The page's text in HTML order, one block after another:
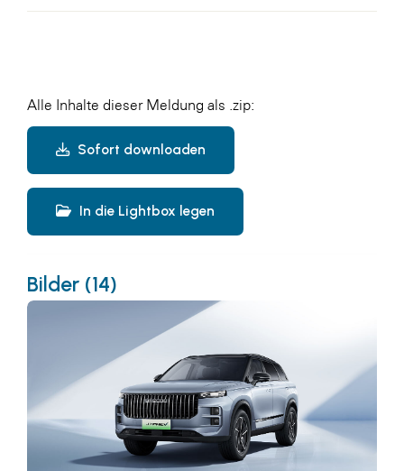
Alle Inhalte dieser Meldung als .zip:
Sofort downloaden
In die Lightbox legen
Bilder (14)